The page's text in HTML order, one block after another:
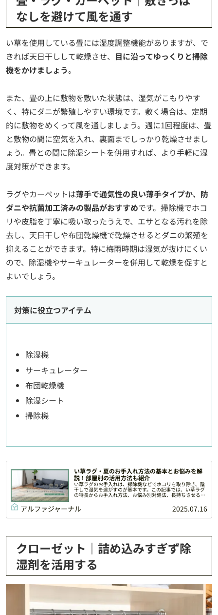
なしを避けて風を通す
い草を使用している畳には湿度調整機能がありますが、で
きれば天日干しして乾燥させ、 目に沿ってゆっくりと掃除
機をかけましょう。
また、畳の上に敷物を敷いた状態は、湿気がこもりやす
く、特にダニが繁殖しやすい環境です。敷く場合は、定期
的に敷物をめくって風を通しましょう。週に1回程度は、畳
と敷物の間に空気を入れ、裏面までしっかり乾燥させまし
ょう。畳との間に除湿シートを併用すれば、より手軽に湿
度対策ができます。
ラグやカーペットは薄手で通気性の良い薄手タイプか、防
ダニや抗菌加工済みの製品がおすすめです。掃除機でホコ
リや皮脂を丁寧に吸い取ったうえで、エサとなる汚れを除
去し、天日干しや布団乾燥機で乾燥させるとダニの繁殖を
抑えることができます。特に梅雨時期は湿気が抜けにくい
ので、除湿機やサーキュレーターを併用して乾燥を促すと
よいでしょう。
対策に役立つアイテム
除湿機
サーキュレーター
布団乾燥機
除湿シート
掃除機
い草ラグ・夏のお手入れ方法の基本とお悩みを解
説！部屋別の活用方法も紹介
い草ラグのお手入れは、掃除機などでホコリを取り除き、陰
干しで湿気を逃がすのが基本です。この記事では、い草ラグ
の特長からお手入れ方法、お悩み別対処法、長持ちさせるコ
ツまで詳しく解説します。
アルファジャーナル 2025.07.16
クローゼット｜詰め込みすぎず除
湿剤を活用する